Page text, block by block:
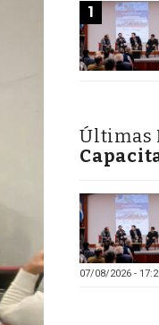
1
Últimas
07/08/2026 -